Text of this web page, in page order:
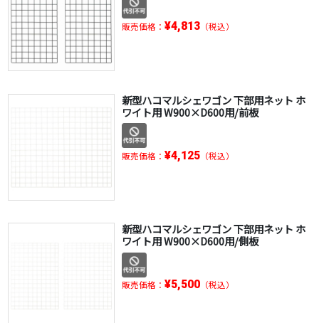
販売価格： ¥4,813（税込）
新型ハコマルシェワゴン 下部用ネット ホ
ワイト用 W900×D600用/前板
販売価格： ¥4,125（税込）
新型ハコマルシェワゴン 下部用ネット ホ
ワイト用 W900×D600用/側板
販売価格： ¥5,500（税込）